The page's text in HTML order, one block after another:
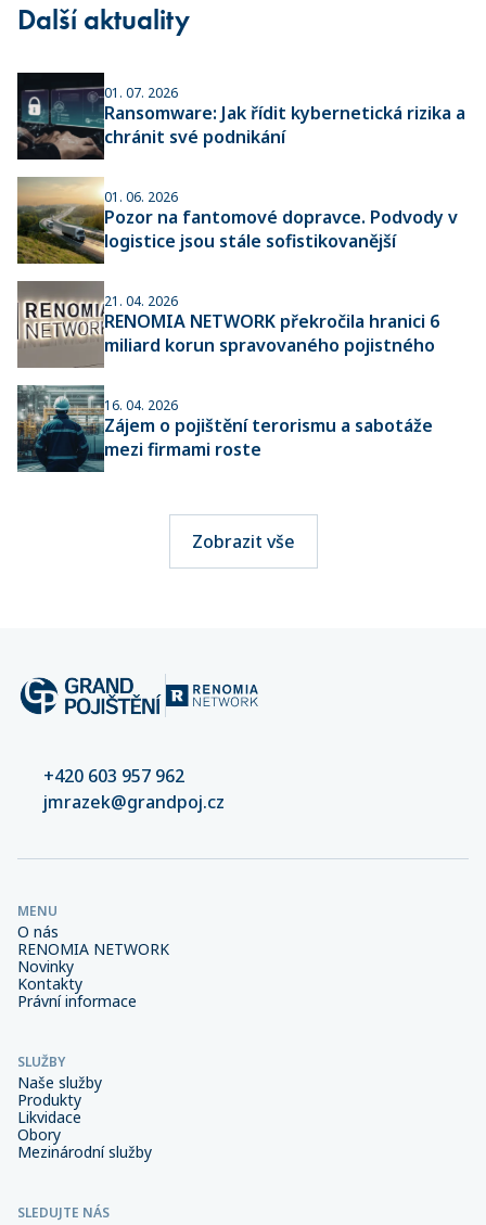
Další aktuality
01. 07. 2026
Ransomware: Jak řídit kybernetická rizika a
chránit své podnikání
01. 06. 2026
Pozor na fantomové dopravce. Podvody v
logistice jsou stále sofistikovanější
21. 04. 2026
RENOMIA NETWORK překročila hranici 6
miliard korun spravovaného pojistného
16. 04. 2026
Zájem o pojištění terorismu a sabotáže
mezi firmami roste
Zobrazit vše
+420 603 957 962
jmrazek@grandpoj.cz
MENU
O nás
RENOMIA NETWORK
Novinky
Kontakty
Právní informace
SLUŽBY
Naše služby
Produkty
Likvidace
Obory
Mezinárodní služby
SLEDUJTE NÁS